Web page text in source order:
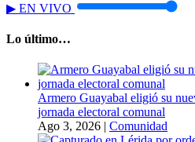
▶ EN VIVO
Lo último…
Armero Guayabal eligió su
jornada electoral comunal
Ago 3, 2026 | Comunidad